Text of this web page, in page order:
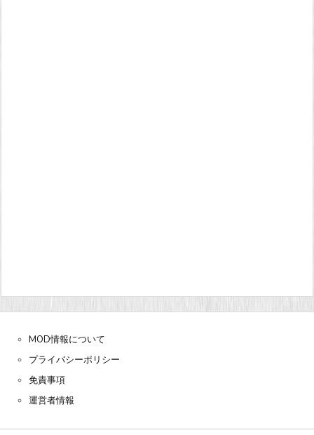
MOD情報について
プライバシーポリシー
免責事項
運営者情報